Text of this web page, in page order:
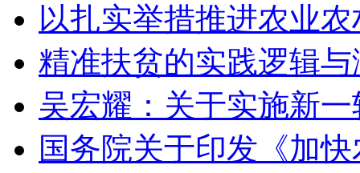
以扎实举措推进农业
精准扶贫的实践逻辑
吴宏耀：关于实施新
国务院关于印发《加